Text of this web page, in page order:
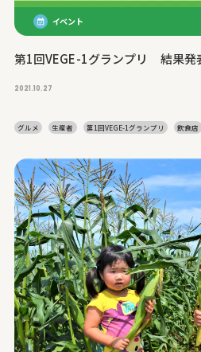
イベント
第1回VEGE-1グランプリ 結果発
2021.10.27
グルメ 生産者 第1回VEGE-1グランプリ 飲食店